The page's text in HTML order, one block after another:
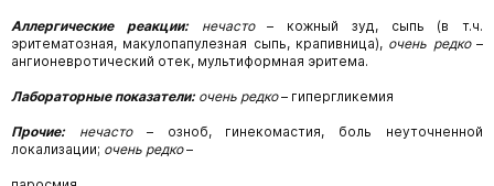
Аллергические реакции: нечасто – кожный зуд, сыпь
(в т.ч.
эритематозная, макулопапулезная сыпь, крапивница), очень редко–
ангионевротический отек, мультиформная эритема.
Лабораторные показатели: очень редко – гипергликемия
Прочие: нечасто – озноб, гинекомастия,
боль неуточненной
локализации; очень редко –